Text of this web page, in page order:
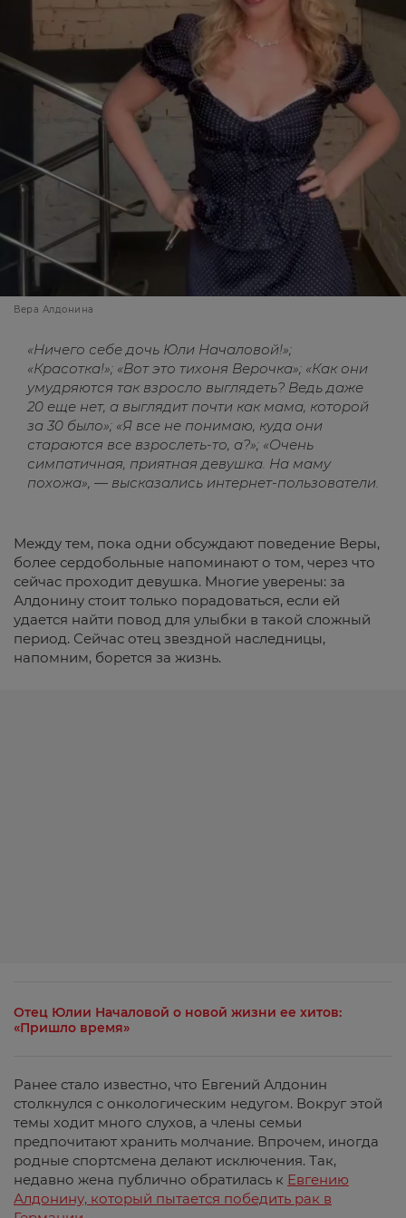
Вера Алдонина
«Ничего себе дочь Юли Началовой!»;
«Красотка!»; «Вот это тихоня Верочка»; «Как они
умудряются так взросло выглядеть? Ведь даже
20 еще нет, а выглядит почти как мама, которой
за 30 было»; «Я все не понимаю, куда они
стараются все взрослеть-то, а?»; «Очень
симпатичная, приятная девушка. На маму
похожа», — высказались интернет-пользователи.
Между тем, пока одни обсуждают поведение Веры,
более сердобольные напоминают о том, через что
сейчас проходит девушка. Многие уверены: за
Алдонину стоит только порадоваться, если ей
удается найти повод для улыбки в такой сложный
период. Сейчас отец звездной наследницы,
напомним, борется за жизнь.
Отец Юлии Началовой о новой жизни ее хитов:
«Пришло время»
Ранее стало известно, что Евгений Алдонин
столкнулся с онкологическим недугом. Вокруг этой
темы ходит много слухов, а члены семьи
предпочитают хранить молчание. Впрочем, иногда
родные спортсмена делают исключения. Так,
недавно жена публично обратилась к Евгению
Алдонину, который пытается победить рак в